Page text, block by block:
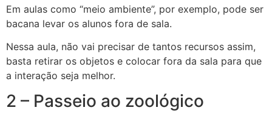
Em aulas como “meio ambiente”, por exemplo, pode ser
bacana levar os alunos fora de sala.
Nessa aula, não vai precisar de tantos recursos assim,
basta retirar os objetos e colocar fora da sala para que
a interação seja melhor.
2 – Passeio ao zoológico